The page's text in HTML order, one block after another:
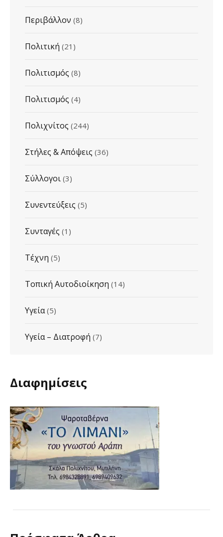
Περιβάλλον (8)
Πολιτική (21)
Πολιτισμός (8)
Πολιτισμός (4)
Πολιχνίτος (244)
Στήλες & Απόψεις (36)
Σύλλογοι (3)
Συνεντεύξεις (5)
Συνταγές (1)
Τέχνη (5)
Τοπική Αυτοδιοίκηση (14)
Υγεία(5)
Υγεία – Διατροφή (7)
Διαφημίσεις